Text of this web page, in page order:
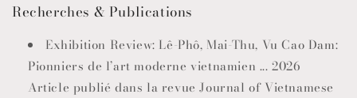
Recherches & Publications
Exhibition Review: Lê-Phô, Mai-Thu, Vu Cao Dam:
Pionniers de l’art moderne vietnamien ...2026
Article publié dans la revue Journal of Vietnamese